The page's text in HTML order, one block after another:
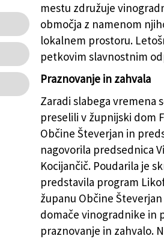
letino reprezentančnega vina
mestu združuje
območja z namenom
lokalnem prostoru.
petkovim slavnostnim
Praznovanje in zahvala
Zaradi slabega vremena
preselili v župnijski dom
Občine Števerjan in
nagovorila predsednica
Kocijančič. Poudarila je
predstavila program
županu Občine
domače vinogradnike in
praznovanje in zahvalo.